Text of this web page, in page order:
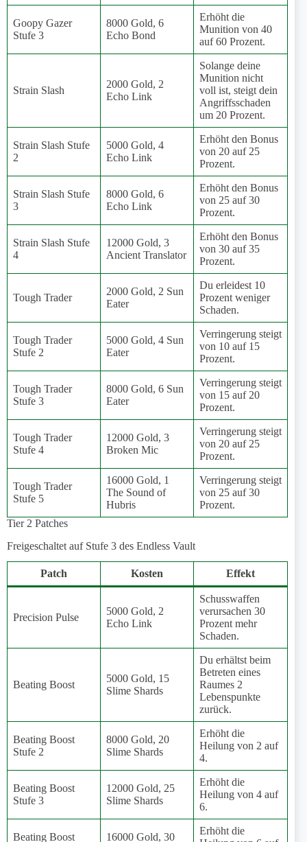
Goopy Gazer
Stufe 3
8000 Gold, 6
Echo Bond
Erhöht die
Munition von 40
auf 60 Prozent.
Strain Slash
2000 Gold, 2
Echo Link
Solange deine
Munition nicht
voll ist, steigt dein
Angriffsschaden
um 20 Prozent.
Strain Slash Stufe
2
5000 Gold, 4
Echo Link
Erhöht den Bonus
von 20 auf 25
Prozent.
Strain Slash Stufe
3
8000 Gold, 6
Echo Link
Erhöht den Bonus
von 25 auf 30
Prozent.
Strain Slash Stufe
4
12000 Gold, 3
Ancient Translator
Erhöht den Bonus
von 30 auf 35
Prozent.
Tough Trader
2000 Gold, 2 Sun
Eater
Du erleidest 10
Prozent weniger
Schaden.
Tough Trader
Stufe 2
5000 Gold, 4 Sun
Eater
Verringerung steigt
von 10 auf 15
Prozent.
Tough Trader
Stufe 3
8000 Gold, 6 Sun
Eater
Verringerung steigt
von 15 auf 20
Prozent.
Tough Trader
Stufe 4
12000 Gold, 3
Broken Mic
Verringerung steigt
von 20 auf 25
Prozent.
Tough Trader
Stufe 5
16000 Gold, 1
The Sound of
Hubris
Verringerung steigt
von 25 auf 30
Prozent.
Tier 2 Patches
Freigeschaltet auf Stufe 3 des Endless Vault
Patch Kosten Effekt
Precision Pulse
5000 Gold, 2
Echo Link
Schusswaffen
verursachen 30
Prozent mehr
Schaden.
Beating Boost
5000 Gold, 15
Slime Shards
Du erhältst beim
Betreten eines
Raumes 2
Lebenspunkte
zurück.
Beating Boost
Stufe 2
8000 Gold, 20
Slime Shards
Erhöht die
Heilung von 2 auf
4.
Beating Boost
Stufe 3
12000 Gold, 25
Slime Shards
Erhöht die
Heilung von 4 auf
6.
Beating Boost 16000 Gold, 30
Erhöht die